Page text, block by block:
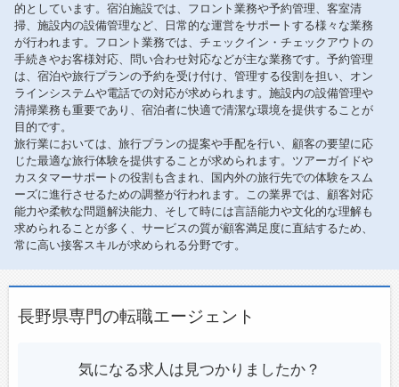
的としています。宿泊施設では、フロント業務や予約管理、客室清
掃、施設内の設備管理など、日常的な運営をサポートする様々な業務
が行われます。フロント業務では、チェックイン・チェックアウトの
手続きやお客様対応、問い合わせ対応などが主な業務です。予約管理
は、宿泊や旅行プランの予約を受け付け、管理する役割を担い、オン
ラインシステムや電話での対応が求められます。施設内の設備管理や
清掃業務も重要であり、宿泊者に快適で清潔な環境を提供することが
目的です。
旅行業においては、旅行プランの提案や手配を行い、顧客の要望に応
じた最適な旅行体験を提供することが求められます。ツアーガイドや
カスタマーサポートの役割も含まれ、国内外の旅行先での体験をスム
ーズに進行させるための調整が行われます。この業界では、顧客対応
能力や柔軟な問題解決能力、そして時には言語能力や文化的な理解も
求められることが多く、サービスの質が顧客満足度に直結するため、
常に高い接客スキルが求められる分野です。
長野県専門の転職エージェント
気になる求人は見つかりましたか？